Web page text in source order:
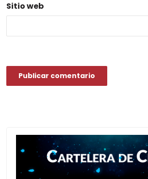
Sitio web